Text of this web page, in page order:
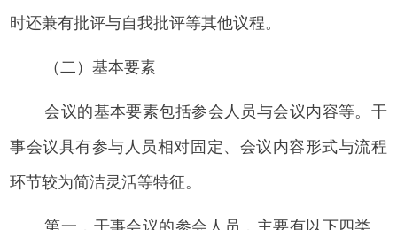
时还兼有批评与自我批评等其他议程。
（二）基本要素
会议的基本要素包括参会人员与会议内容等。干
事会议具有参与人员相对固定、会议内容形式与流程
环节较为简洁灵活等特征。
第一，干事会议的参会人员，主要有以下四类。